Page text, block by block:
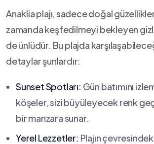
Anaklia plajı,⁣ sadece doğal
zamanda keşfedilmeyi bekleyen
de ünlüdür. Bu plajda
detaylar şunlardır:
Sunset Spotları: Gün batımını
köşeler, sizi büyüleyecek renk
bir manzara sunar.
Yerel Lezzetler: Plajın